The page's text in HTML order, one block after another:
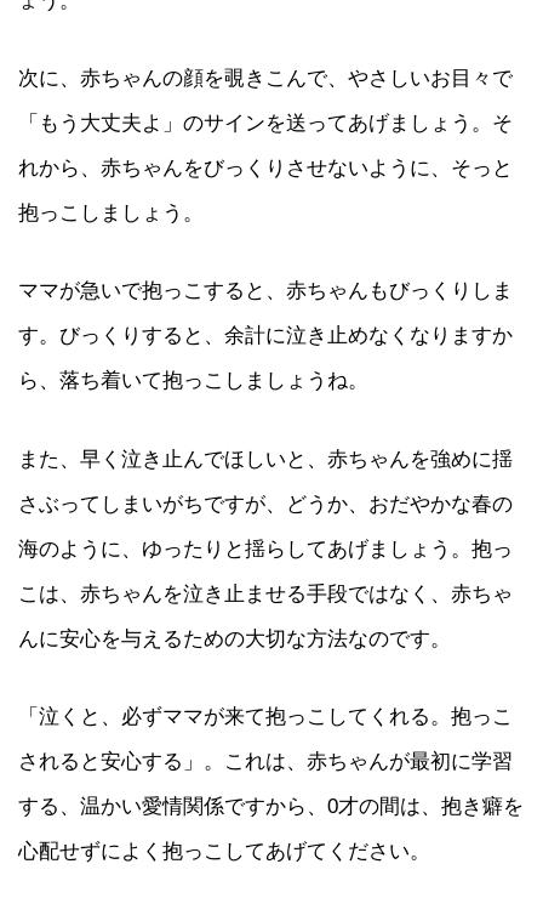
次に、赤ちゃんの顔を覗きこんで、やさしいお目々で
「もう大丈夫よ」のサインを送ってあげましょう。そ
れから、赤ちゃんをびっくりさせないように、そっと
抱っこしましょう。
ママが急いで抱っこすると、赤ちゃんもびっくりしま
す。びっくりすると、余計に泣き止めなくなりますか
ら、落ち着いて抱っこしましょうね。
また、早く泣き止んでほしいと、赤ちゃんを強めに揺
さぶってしまいがちですが、どうか、おだやかな春の
海のように、ゆったりと揺らしてあげましょう。抱っ
こは、赤ちゃんを泣き止ませる手段ではなく、赤ちゃ
んに安心を与えるための大切な方法なのです。
「泣くと、必ずママが来て抱っこしてくれる。抱っこ
されると安心する」。これは、赤ちゃんが最初に学習
する、温かい愛情関係ですから、0才の間は、抱き癖を
心配せずによく抱っこしてあげてください。